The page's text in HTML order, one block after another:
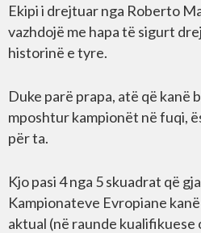
Ekipi i drejtuar nga Roberto
vazhdojë me hapa të sigurt
historinë e tyre.
Duke parë prapa, atë që kanë
mposhtur kampionët në fuqi,
për ta.
Kjo pasi 4 nga 5 skuadrat që
Kampionateve Evropiane
aktual (në raunde kualifikuese